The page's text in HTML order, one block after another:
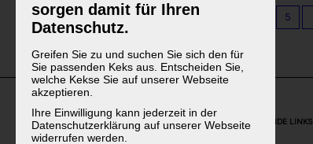
sorgen damit für Ihren
Datenschutz.
Greifen Sie zu und suchen Sie sich den für
Sie passenden Keks aus. Entscheiden Sie,
welche Kekse Sie auf unserer Webseite
akzeptieren.
Ihre Einwilligung kann jederzeit in der
Datenschutzerklärung auf unserer Webseite
widerrufen werden.
1 5
WEITERFÜHRENDE LINKS